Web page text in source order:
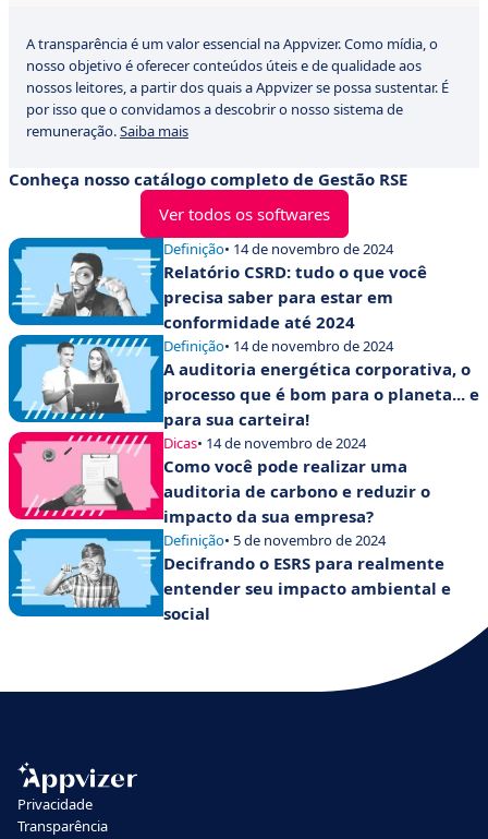
A transparência é um valor essencial na Appvizer. Como mídia, o
nosso objetivo é oferecer conteúdos úteis e de qualidade aos
nossos leitores, a partir dos quais a Appvizer se possa sustentar. É
por isso que o convidamos a descobrir o nosso sistema de
remuneração.Saiba mais
Conheça nosso catálogo completo de Gestão RSE
Ver todos os softwares
Definição• 14 de novembro de 2024
Relatório CSRD: tudo o que você
precisa saber para estar em
conformidade até 2024
Definição• 14 de novembro de 2024
A auditoria energética corporativa, o
processo que é bom para o planeta... e
para sua carteira!
Dicas• 14 de novembro de 2024
Como você pode realizar uma
auditoria de carbono e reduzir o
impacto da sua empresa?
Definição• 5 de novembro de 2024
Decifrando o ESRS para realmente
entender seu impacto ambiental e
social
Privacidade
Transparência